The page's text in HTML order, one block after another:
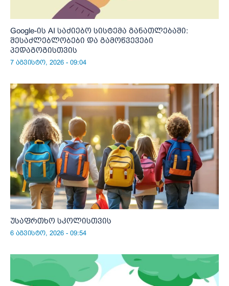
Google-ის AI საძიებო სისტემა განათლებაში:
შესაძლებლობები და გამოწვევები
პედაგოგისთვის
7 აგვისტო, 2026 - 09:04
უსაფრთხო სკოლისთვის
6 აგვისტო, 2026 - 09:54